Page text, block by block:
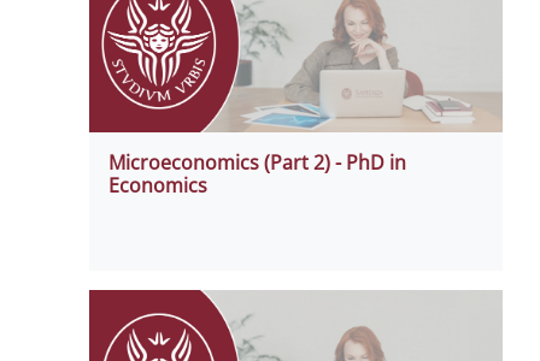
Microeconomics (Part 2) - PhD in
Economics